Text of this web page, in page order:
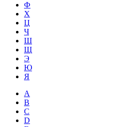
Ф
Х
Ц
Ч
Ш
Щ
Э
Ю
Я
A
B
C
D